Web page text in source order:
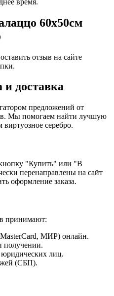
60х50см
отзыв на сайте
и доставка
предложений от
Мы помогаем найти лучшую
серебро.
"Купить" или "В
перенаправлены на сайт
оформление заказа.
принимают:
МИР) онлайн.
получении.
юридических лиц.
(СБП).